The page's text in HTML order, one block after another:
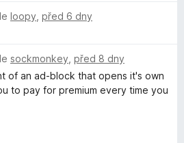
loopy před 6 dny
sockmonkey před 8 dny
of an ad-block that opens it's own
to pay for premium every time you